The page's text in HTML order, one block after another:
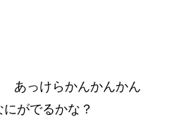
っけらかんかんかん
がでるかな？